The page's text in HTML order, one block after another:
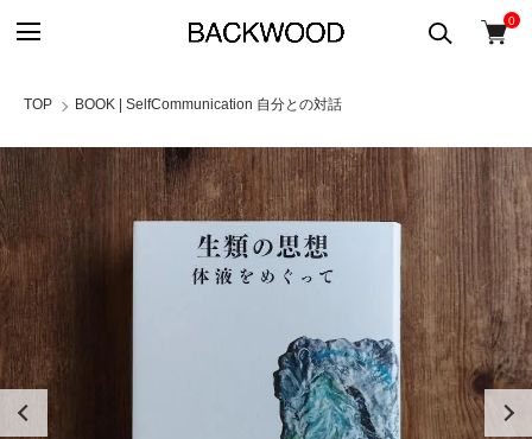
0
TOP BOOK | SelfCommunication 自分との対話